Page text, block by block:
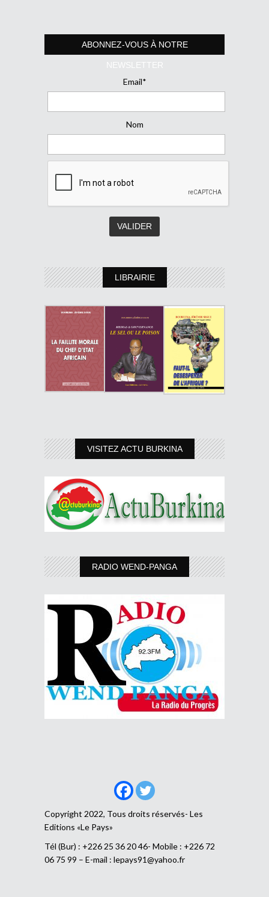
ABONNEZ-VOUS À NOTRE
NEWSLETTER
Email*
Nom
LIBRAIRIE
VISITEZ ACTU BURKINA
RADIO WEND-PANGA
Copyright 2022, Tous droits réservés- Les
Editions «Le Pays»
Tél (Bur) : +226 25 36 20 46- Mobile : +226 72
06 75 99 – E-mail : lepays91@yahoo.fr